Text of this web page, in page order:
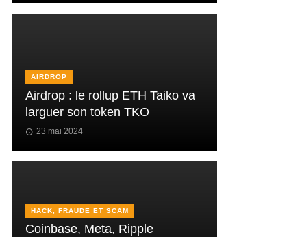
AIRDROP
Airdrop : le rollup ETH Taiko va
larguer son token TKO
23 mai 2024
HACK, FRAUDE ET SCAM
Coinbase, Meta, Ripple